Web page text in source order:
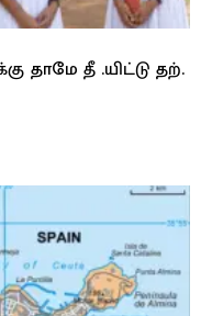
தாமே தீ .யிட்டு தற்.